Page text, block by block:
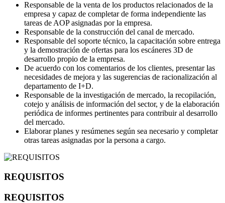
Responsable de la venta de los productos relacionados de la
empresa y capaz de completar de forma independiente las
tareas de AOP asignadas por la empresa.
Responsable de la construcción del canal de mercado.
Responsable del soporte técnico, la capacitación sobre entrega
y la demostración de ofertas para los escáneres 3D de
desarrollo propio de la empresa.
De acuerdo con los comentarios de los clientes, presentar las
necesidades de mejora y las sugerencias de racionalización al
departamento de I+D.
Responsable de la investigación de mercado, la recopilación,
cotejo y análisis de información del sector, y de la elaboración
periódica de informes pertinentes para contribuir al desarrollo
del mercado.
Elaborar planes y resúmenes según sea necesario y completar
otras tareas asignadas por la persona a cargo.
REQUISITOS
REQUISITOS